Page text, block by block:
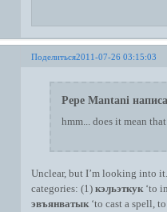
Поделиться2011-07-26 03:15:03
Pepe Mantani
hmm... does it mean
Unclear, but I’m looking into
categories: (1)кэԓьэткук ‘to
эвъянватык ‘tо cast a spell,